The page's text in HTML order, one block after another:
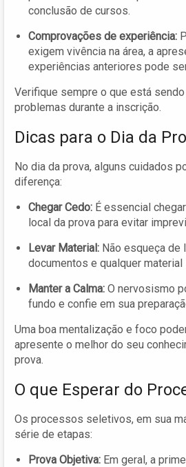
conclusão de cursos.
Comprovações de experiência:
exigem vivência na área, a
experiências anteriores pode
Verifique sempre o que está
problemas durante a inscrição.
Dicas para o Dia da
No dia da prova, alguns cuidados
diferença:
Chegar Cedo: É essencial
local da prova para evitar
Levar Material: Não esqueça de
documentos e qualquer
Manter a Calma: O nervosismo
fundo e confie em sua
Uma boa mentalização e foco
apresente o melhor do seu
prova.
O que Esperar do
Os processos seletivos, em sua
série de etapas:
Prova Objetiva: Em geral, a